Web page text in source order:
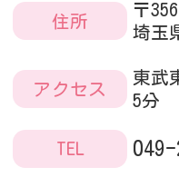
住所
〒
埼玉
アクセス
東武
5分
TEL 049-